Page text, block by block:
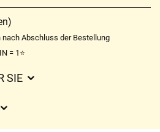
nach Abschluss der Bestellung
= 1⭐
SIE